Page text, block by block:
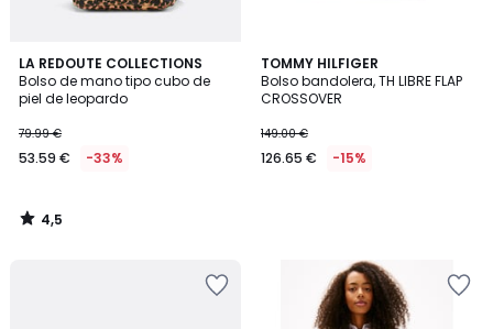
LA REDOUTE COLLECTIONS
Bolso de mano tipo cubo de
piel de leopardo
79.99 €
53.59 € -33%
4,5
/ 5
4,5
/
TOMMY HILFIGER
Bolso bandolera, TH LIBRE FLAP
CROSSOVER
149.00 €
126.65 € -15%